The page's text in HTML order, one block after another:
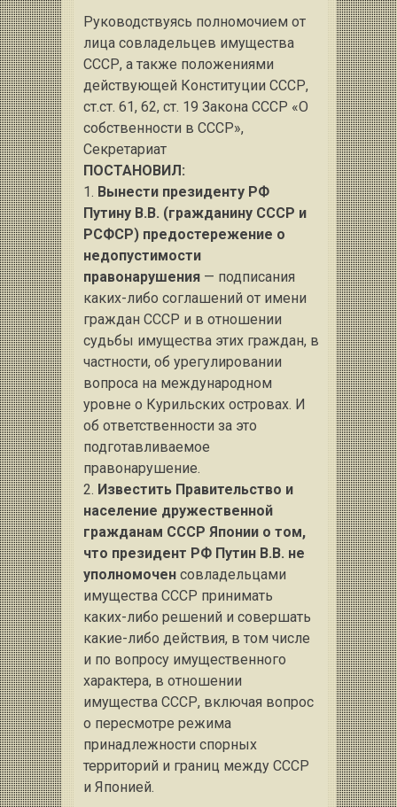
Руководствуясь полномочием от
лица совладельцев имущества
СССР, а также положениями
действующей Конституции СССР,
ст.ст. 61, 62, ст. 19 Закона СССР «О
собственности в СССР»,
Секретариат
ПОСТАНОВИЛ:
1. Вынести президенту РФ
Путину В.В. (гражданину СССР и
РСФСР) предостережение о
недопустимости
правонарушения — подписания
каких-либо соглашений от имени
граждан СССР и в отношении
судьбы имущества этих граждан, в
частности, об урегулировании
вопроса на международном
уровне о Курильских островах. И
об ответственности за это
подготавливаемое
правонарушение.
2. Известить Правительство и
население дружественной
гражданам СССР Японии о том,
что президент РФ Путин В.В. не
уполномочен совладельцами
имущества СССР принимать
каких-либо решений и совершать
какие-либо действия, в том числе
и по вопросу имущественного
характера, в отношении
имущества СССР, включая вопрос
о пересмотре режима
принадлежности спорных
территорий и границ между СССР
и Японией.